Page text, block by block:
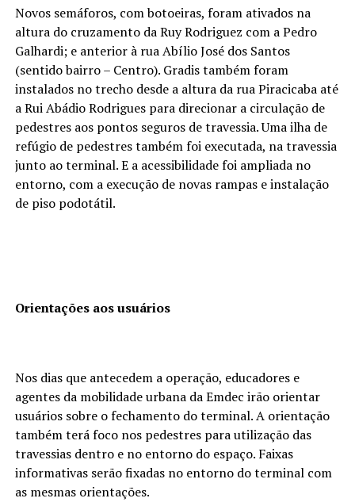
Novos semáforos, com botoeiras, foram ativados na
altura do cruzamento da Ruy Rodriguez com a Pedro
Galhardi; e anterior à rua Abílio José dos Santos
(sentido bairro – Centro). Gradis também foram
instalados no trecho desde a altura da rua Piracicaba até
a Rui Abádio Rodrigues para direcionar a circulação de
pedestres aos pontos seguros de travessia. Uma ilha de
refúgio de pedestres também foi executada, na travessia
junto ao terminal. E a acessibilidade foi ampliada no
entorno, com a execução de novas rampas e instalação
de piso podotátil.
Orientações aos usuários
Nos dias que antecedem a operação, educadores e
agentes da mobilidade urbana da Emdec irão orientar
usuários sobre o fechamento do terminal. A orientação
também terá foco nos pedestres para utilização das
travessias dentro e no entorno do espaço. Faixas
informativas serão fixadas no entorno do terminal com
as mesmas orientações.